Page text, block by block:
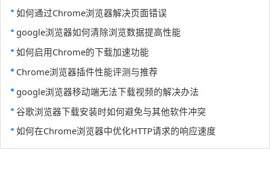
如何通过Chrome浏览器解决页面错误
google浏览器如何清除浏览数据提高性能
如何启用Chrome的下载加速功能
Chrome浏览器插件性能评测与推荐
google浏览器移动端无法下载视频的解决办法
谷歌浏览器下载安装时如何避免与其他软件冲突
如何在Chrome浏览器中优化HTTP请求的响应速度